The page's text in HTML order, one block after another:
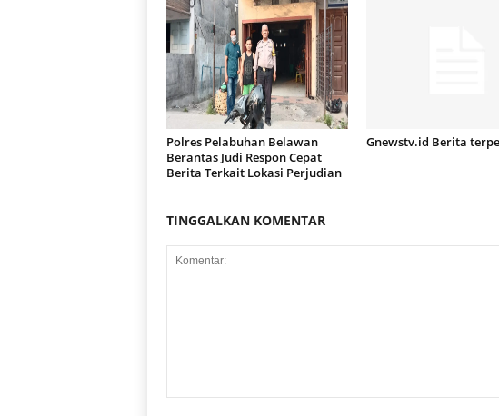
Polres Pelabuhan Belawan
Berantas Judi Respon Cepat
Berita Terkait Lokasi Perjudian
Gnewstv.id Berita
TINGGALKAN KOMENTAR